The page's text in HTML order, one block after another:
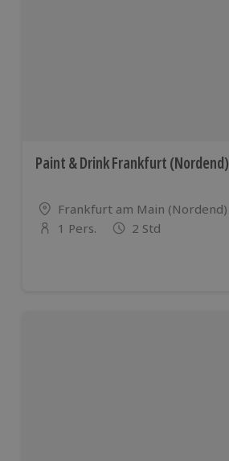
Paint & Drink Frankfurt (Nordend)
Standort
Frankfurt am Main (Nordend)
Anzahl der Teilnehmer
1 Pers. 2 Std